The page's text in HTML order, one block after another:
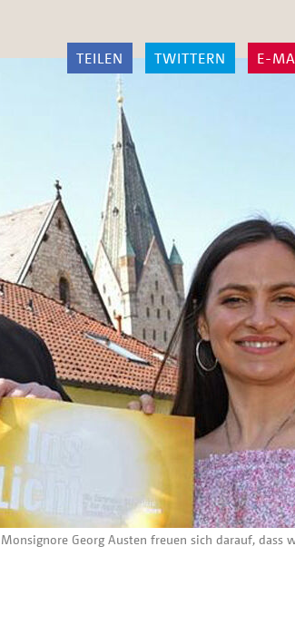
TEILEN TWITTERN E-
Georg Austen freuen sich darauf,